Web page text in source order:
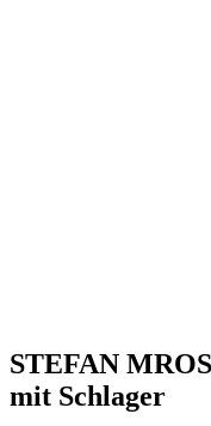
STEFAN
mit Schlager